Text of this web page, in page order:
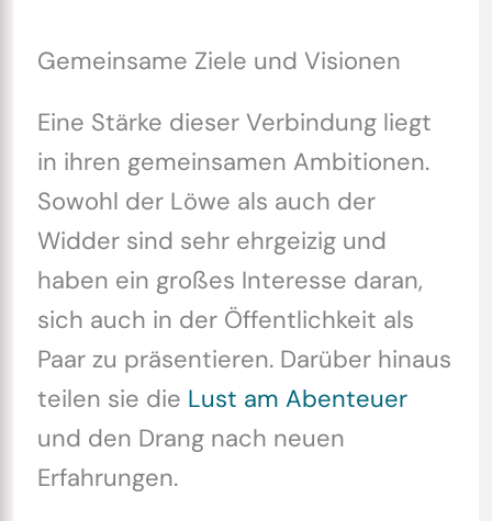
Gemeinsame Ziele und Visionen
Eine Stärke dieser Verbindung liegt
in ihren gemeinsamen Ambitionen.
Sowohl der Löwe als auch der
Widder sind sehr ehrgeizig und
haben ein großes Interesse daran,
sich auch in der Öffentlichkeit als
Paar zu präsentieren. Darüber hinaus
teilen sie die Lust am Abenteuer
und den Drang nach neuen
Erfahrungen.